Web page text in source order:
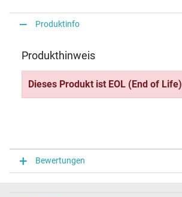
Produktinfo
Produkthinweis
Dieses Produkt ist EOL (End of Life)
Bewertungen